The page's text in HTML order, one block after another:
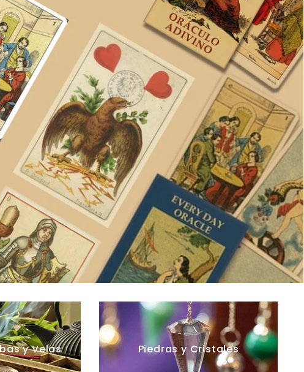
o pídelos
aquí.
VER PRODUCTOS
y Velas Piedras y Cristales